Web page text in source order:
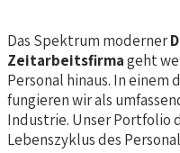
Das Spektrum moderner
Zeitarbeitsfirmageht
Personal hinaus. In
fungieren wir als
Industrie. Unser Portfolio
Lebenszyklus des